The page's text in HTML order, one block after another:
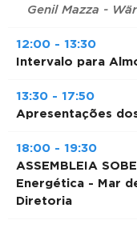
Genil Mazza -
12:00 - 13:30
Intervalo para
13:30 - 17:50
Apresentações
18:00 - 19:30
ASSEMBLEIA
Energética - Mar
Diretoria